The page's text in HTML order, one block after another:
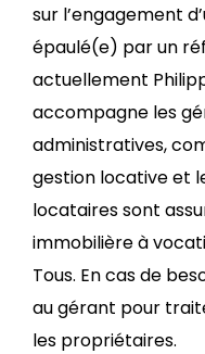
sur l’engagement
épaulé(e) par un
actuellement
accompagne les
administratives,
gestion locative et
locataires sont
immobilière à
Tous. En cas de
au gérant pour
les propriétaires.